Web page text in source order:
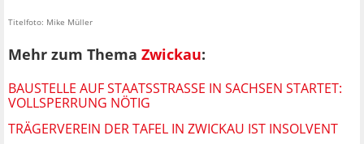
Titelfoto: Mike Müller
Mehr zum Thema Zwickau:
BAUSTELLE AUF STAATSSTRASSE IN SACHSEN STARTET: V
OLLSPERRUNG NÖTIG
TRÄGERVEREIN DER TAFEL IN ZWICKAU IST INSOLVENT